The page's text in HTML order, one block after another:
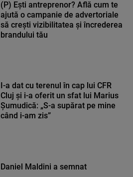
(P) Ești antreprenor? Află cum te
ajută o campanie de advertoriale
să crești vizibilitatea și încrederea
brandului tău
I-a dat cu terenul în cap lui CFR
Cluj și i-a oferit un sfat lui Marius
Șumudică: „S-a supărat pe mine
când i-am zis”
Daniel Maldini a semnat